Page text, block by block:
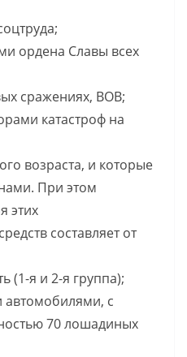
ордена Славы всех
сражениях, ВОВ;
катастроф на
возраста, и которые
При этом
этих
составляет от
(1-я и 2-я группа);
автомобилями, с
70 лошадиных